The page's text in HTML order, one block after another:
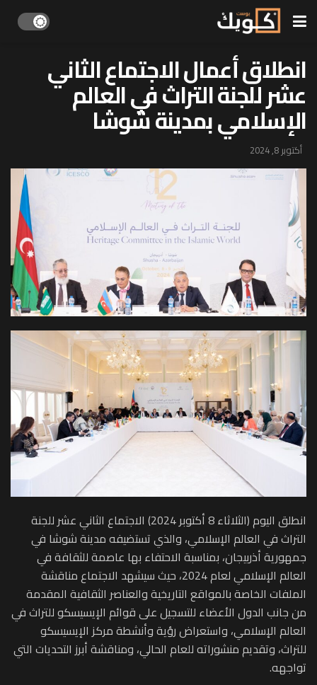
انطلاق أعمال الاجتماع الثاني
عشر للجنة التراث في العالم
الإسلامي بمدينة شوشا
أكتوبر 8, 2024
انطلق اليوم (الثلاثاء 8 أكتوبر 2024) الاجتماع الثاني عشر للجنة
التراث في العالم الإسلامي، والذي تستضيفه مدينة شوشا في
جمهورية أذربيجان، بمناسبة الاحتفاء بها عاصمة للثقافة في
العالم الإسلامي لعام 2024، حيث سيشهد الاجتماع مناقشة
الملفات الخاصة بالمواقع التاريخية والعناصر الثقافية المقدمة
من جانب الدول الأعضاء للتسجيل على قوائم الإيسيسكو للتراث في
العالم الإسلامي، واستعراض رؤية وأنشطة مركز الإيسيسكو
للتراث، وتقديم منشوراته للعام الحالي، ومناقشة أبرز التحديات التي
تواجهه.